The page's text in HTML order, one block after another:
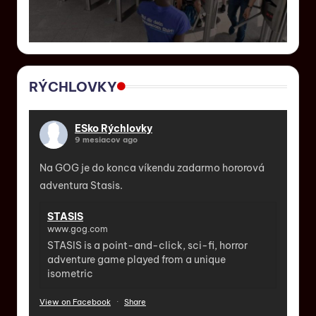
RÝCHLOVKY
ESko Rýchlovky
9 mesiacov ago
Na GOG je do konca víkendu zadarmo hororová
adventura Stasis.
STASIS
www.gog.com
STASIS is a point-and-click, sci-fi, horror
adventure game played from a unique
isometric
View on Facebook · Share